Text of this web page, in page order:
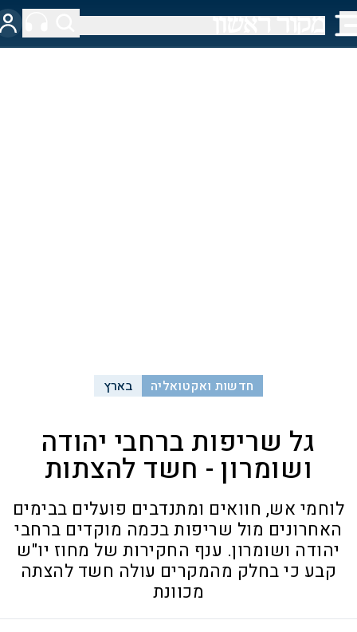
חדשות ואקטואליה בארץ
גל שריפות ברחבי יהודה
ושומרון - חשד להצתות
לוחמי אש, חוואים ומתנדבים פועלים בבימים
האחרונים מול שריפות בכמה מוקדים ברחבי
יהודה ושומרון. ענף החקירות של מחוז יו"ש
קבע כי בחלק מהמקרים עולה חשד להצתה
מכוונת